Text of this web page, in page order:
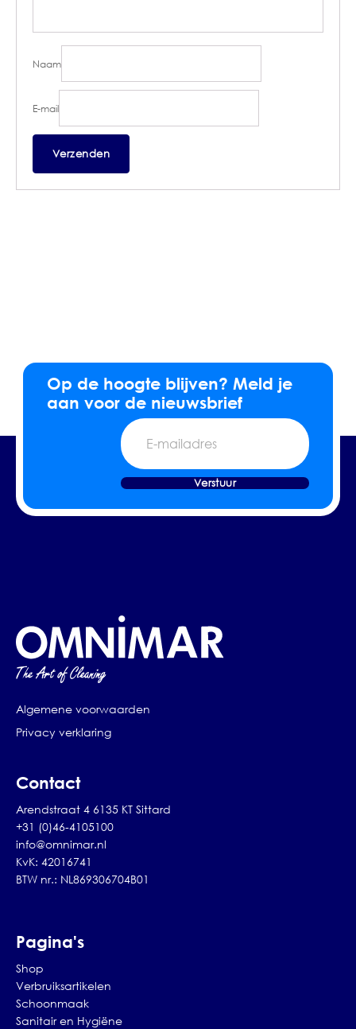
Naam
E-mail
Op de hoogte blijven? Meld je
aan voor de nieuwsbrief
E-
mailadres
Verstuur
Algemene voorwaarden
Privacy verklaring
Contact
Arendstraat 4 6135 KT Sittard
+31 (0)46-4105100
info@omnimar.nl
KvK: 42016741
BTW nr.: NL869306704B01
Pagina's
Shop
Verbruiksartikelen
Schoonmaak
Sanitair en Hygiëne